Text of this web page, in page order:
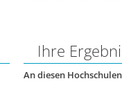
Ihre
An diesen